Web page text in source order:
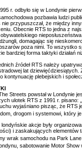
r. odbyło się w Londynie
pozbawia ludzi
nie przypuszczał, że między
Obecnie RTS to jedna z
domagając się
poza nimi. To wszystko
bardziej forma taktyki działań
źródeł RTS należy
lat dziewięćdziesiątych.
kontynuację plebejskich i
Streets powstał w Londynie
ulotek RTS z 1991 r. pisano:
wyjaśniano pisząc, że RTS
drogom i systemowi, który je
londyńskie akcje były
i zaskakujących elementów
wrak samochodu na Park
sabotowanie Motor